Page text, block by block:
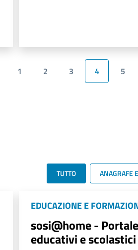
1 2 3 4 5
TUTTO ANAGRAFE
EDUCAZIONE E
sosi@home -
educativi e scolastici